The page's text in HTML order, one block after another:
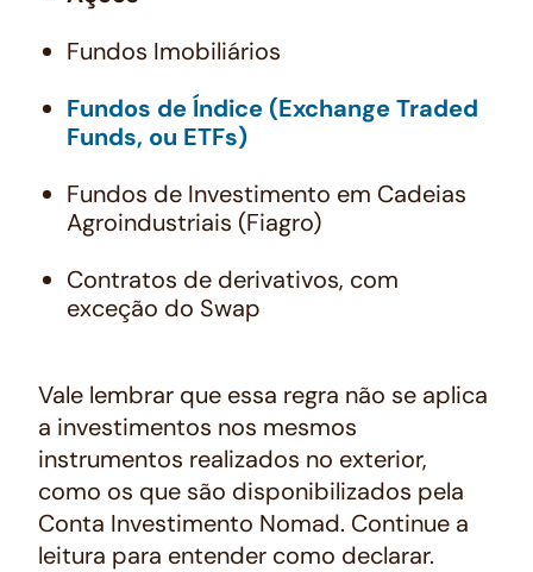
Fundos Imobiliários
Fundos de Índice (Exchange Traded
Funds, ou ETFs)
Fundos de Investimento em Cadeias
Agroindustriais (Fiagro)
Contratos de derivativos, com
exceção do Swap
Vale lembrar que essa regra não se aplica
a investimentos nos mesmos
instrumentos realizados no exterior,
como os que são disponibilizados pela
Conta Investimento Nomad. Continue a
leitura para entender como declarar.